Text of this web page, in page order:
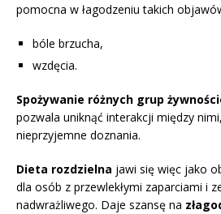
pomocna w łagodzeniu takich
bóle brzucha,
wzdęcia.
Spożywanie różnych grup
pozwala uniknąć interakcji między
nieprzyjemne doznania.
Dieta rozdzielna jawi się więc jako
dla osób z przewlekłymi zaparciami i
nadwrażliwego. Daje szansę na